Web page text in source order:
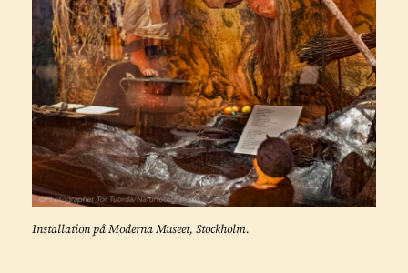
Installation på Moderna Museet, Stockholm.